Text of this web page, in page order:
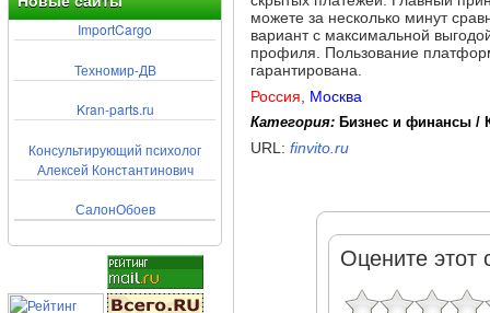
ImportCargo
Техномир-ДВ
Kran-parts.ru
Консультирующий психолог
Алексей Константинович
СалонОбоев
можете за несколько минут
вариант с максимальной
профиля. Пользование
гарантирована.
Россия
Москва
Категория: Бизнес и финансы /
URL: finvito.ru
Оцените этот